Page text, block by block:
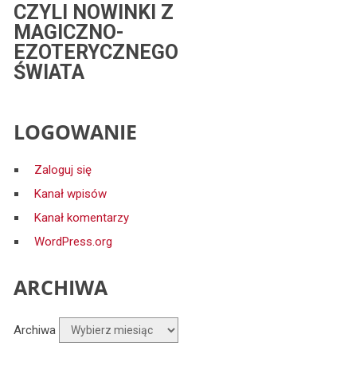
CZYLI NOWINKI Z
MAGICZNO-
EZOTERYCZNEGO
ŚWIATA
LOGOWANIE
Zaloguj się
Kanał wpisów
Kanał komentarzy
WordPress.org
ARCHIWA
Archiwa